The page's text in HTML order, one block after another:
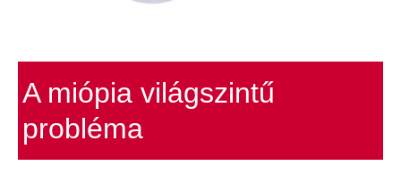
A miópia világszintű
probléma